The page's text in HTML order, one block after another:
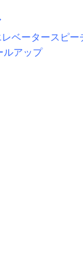
ベータースピー
ルアップ